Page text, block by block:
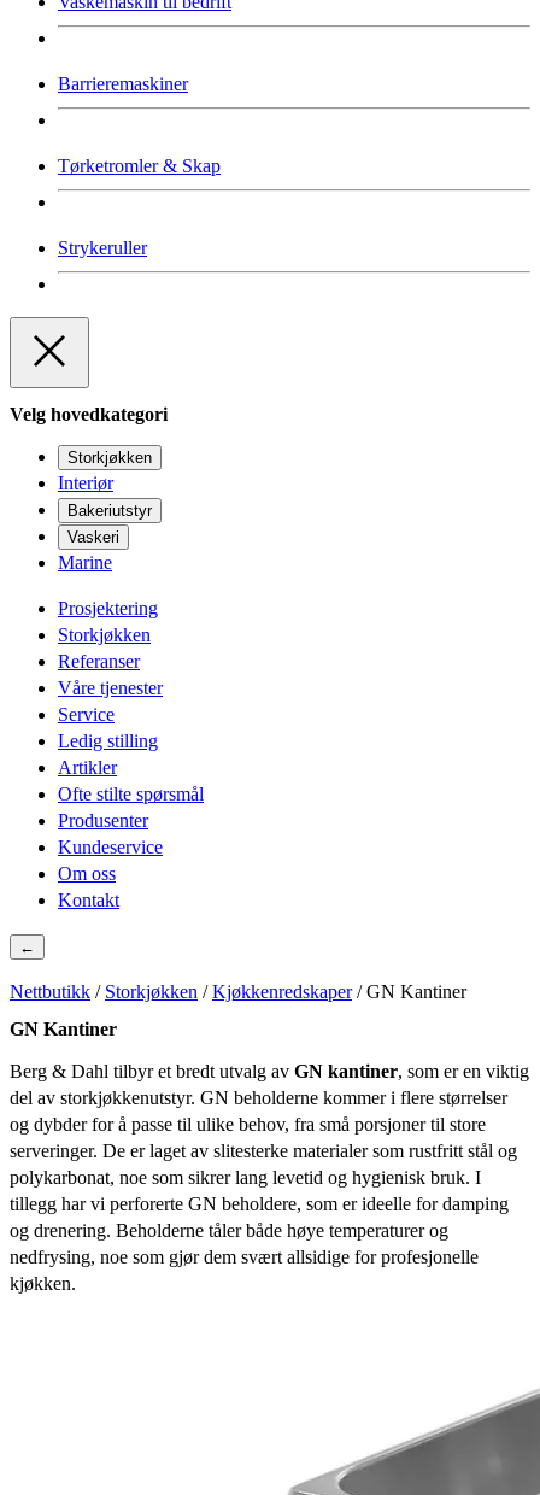
Barrieremaskiner
Tørketromler & Skap
Strykeruller
Velg hovedkategori
Storkjøkken
Interiør
Bakeriutstyr
Vaskeri
Marine
Prosjektering
Storkjøkken
Referanser
Våre tjenester
Service
Ledig stilling
Artikler
Ofte stilte spørsmål
Produsenter
Kundeservice
Om oss
Kontakt
←
Nettbutikk / Storkjøkken /Kjøkkenredskaper/ GN Kantiner
GN Kantiner
Berg & Dahl tilbyr et bredt utvalg av GN kantiner, som er en viktig
del av storkjøkkenutstyr. GN beholderne kommer i flere størrelser
og dybder for å passe til ulike behov, fra små porsjoner til store
serveringer. De er laget av slitesterke materialer som rustfritt stål og
polykarbonat, noe som sikrer lang levetid og hygienisk bruk. I
tillegg har vi perforerte GN beholdere, som er ideelle for damping
og drenering. Beholderne tåler både høye temperaturer og
nedfrysing, noe som gjør dem svært allsidige for profesjonelle
kjøkken.